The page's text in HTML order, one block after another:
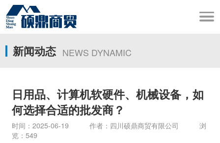
新闻动态 NEWS DYNAMIC
日用品、计算机软硬件、机械设备，如
何选择合适的批发商？
时间：2025-06-19 作者：四川硕鼎商贸有限公司 浏
览：549